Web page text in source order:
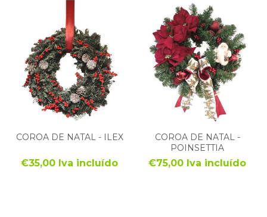
COROA DE NATAL - ILEX
€35,00 Iva incluído
COROA DE NATAL -
POINSETTIA
€75,00 Iva incluído